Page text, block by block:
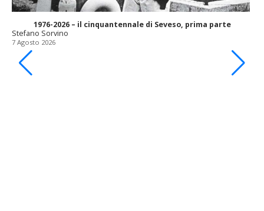
1976-2026 – il cinquantennale di Seveso, prima parte
Stefano Sorvino
7 Agosto 2026